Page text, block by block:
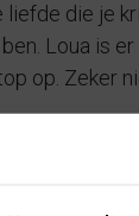
die je
Loua is
op. Zeker
“Ze kan
net als